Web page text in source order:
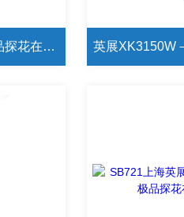
英展XK3150W－300kg极品探花在线播放